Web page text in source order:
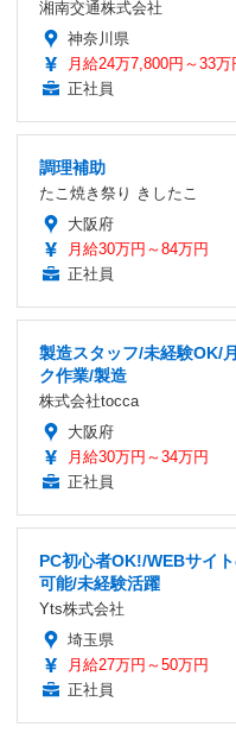
湘南交通株式会社
神奈川県
月給24万7,800円～33万
正社員
調理補助
たこ焼き祭り きしたこ
大阪府
月給30万円～84万円
正社員
製造スタッフ/未経験OK/
ク作業/製造
株式会社tocca
大阪府
月給30万円～34万円
正社員
PC初心者OK!/WEBサイ
可能/未経験活躍
Yts株式会社
埼玉県
月給27万円～50万円
正社員